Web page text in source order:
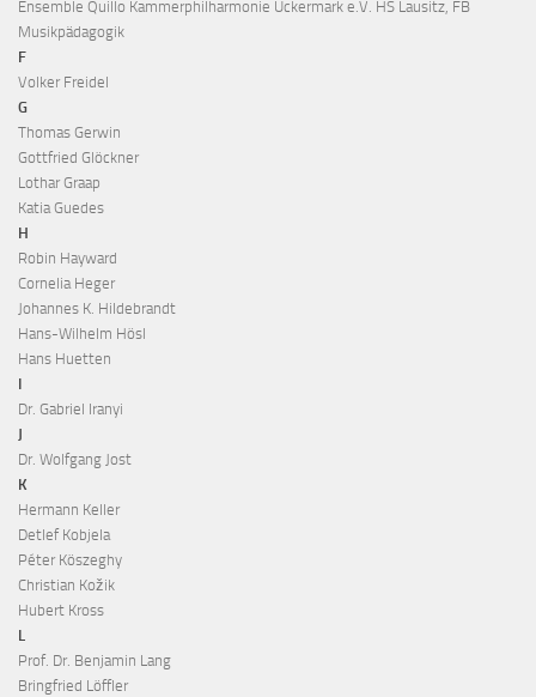
Ensemble Quillo Kammerphilharmonie Uckermark e.V. HS Lausitz, FB
Musikpädagogik
F
Volker Freidel
G
Thomas Gerwin
Gottfried Glöckner
Lothar Graap
Katia Guedes
H
Robin Hayward
Cornelia Heger
Johannes K. Hildebrandt
Hans-Wilhelm Hösl
Hans Huetten
I
Dr. Gabriel Iranyi
J
Dr. Wolfgang Jost
K
Hermann Keller
Detlef Kobjela
Péter Köszeghy
Christian Kožik
Hubert Kross
L
Prof. Dr. Benjamin Lang
Bringfried Löffler